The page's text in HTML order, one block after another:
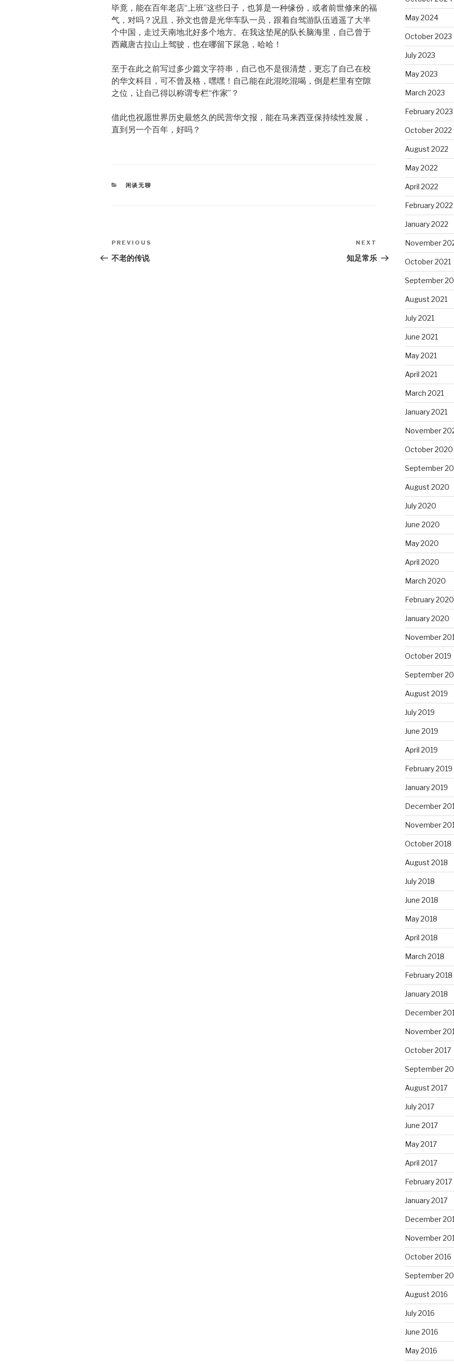
毕竟，能在百年老店“上班”这些日子，也算是一种缘份，或者前世修来的福
气，对吗？况且，孙文也曾是光华车队一员，跟着自驾游队伍逍遥了大半
个中国，走过天南地北好多个地方。在我这垫尾的队长脑海里，自己曾于
西藏唐古拉山上驾驶，也在哪留下尿急，哈哈！
至于在此之前写过多少篇文字符串，自己也不是很清楚，更忘了自己在校
的华文科目，可不曾及格，嘿嘿！自己能在此混吃混喝，倒是栏里有空隙
之位，让自己得以称谓专栏“作家”？
借此也祝愿世界历史最悠久的民营华文报，能在马来西亚保持续性发展，
直到另一个百年，好吗？
CATEGORIES
闲谈无聊
Post
navigation
Previous
Post
PREVIOUS
不老的传说
Post
NEXT
知足常乐
May 2024
October 2023
July 2023
May 2023
March 2023
February 2023
October 2022
August 2022
May 2022
April 2022
February 2022
January 2022
November
October 2021
September
August 2021
July 2021
June 2021
May 2021
April 2021
March 2021
January 2021
November
October 2020
September
August 2020
July 2020
June 2020
May 2020
April 2020
March 2020
February 2020
January 2020
November
October 2019
September
August 2019
July 2019
June 2019
April 2019
February 2019
January 2019
December
November
October 2018
August 2018
July 2018
June 2018
May 2018
April 2018
March 2018
February 2018
January 2018
December
November
October 2017
September
August 2017
July 2017
June 2017
May 2017
April 2017
February 2017
January 2017
December
November
October 2016
September
August 2016
July 2016
June 2016
May 2016